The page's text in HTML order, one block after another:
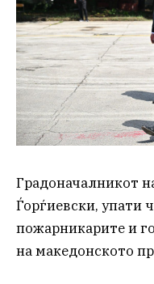
Градоначалникот
Ѓорѓиевски, упати
пожарникарите и
на македонското